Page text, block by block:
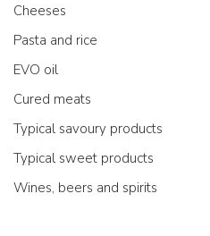
Cheeses
Pasta and rice
EVO oil
Cured meats
Typical savoury products
Typical sweet products
Wines, beers and spirits